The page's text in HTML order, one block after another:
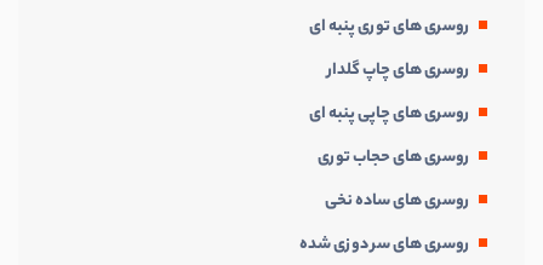
روسری های توری پنبه ای
روسری های چاپ گلدار
روسری های چاپی پنبه ای
روسری های حجاب توری
روسری های ساده نخی
روسری های سر دوزی شده